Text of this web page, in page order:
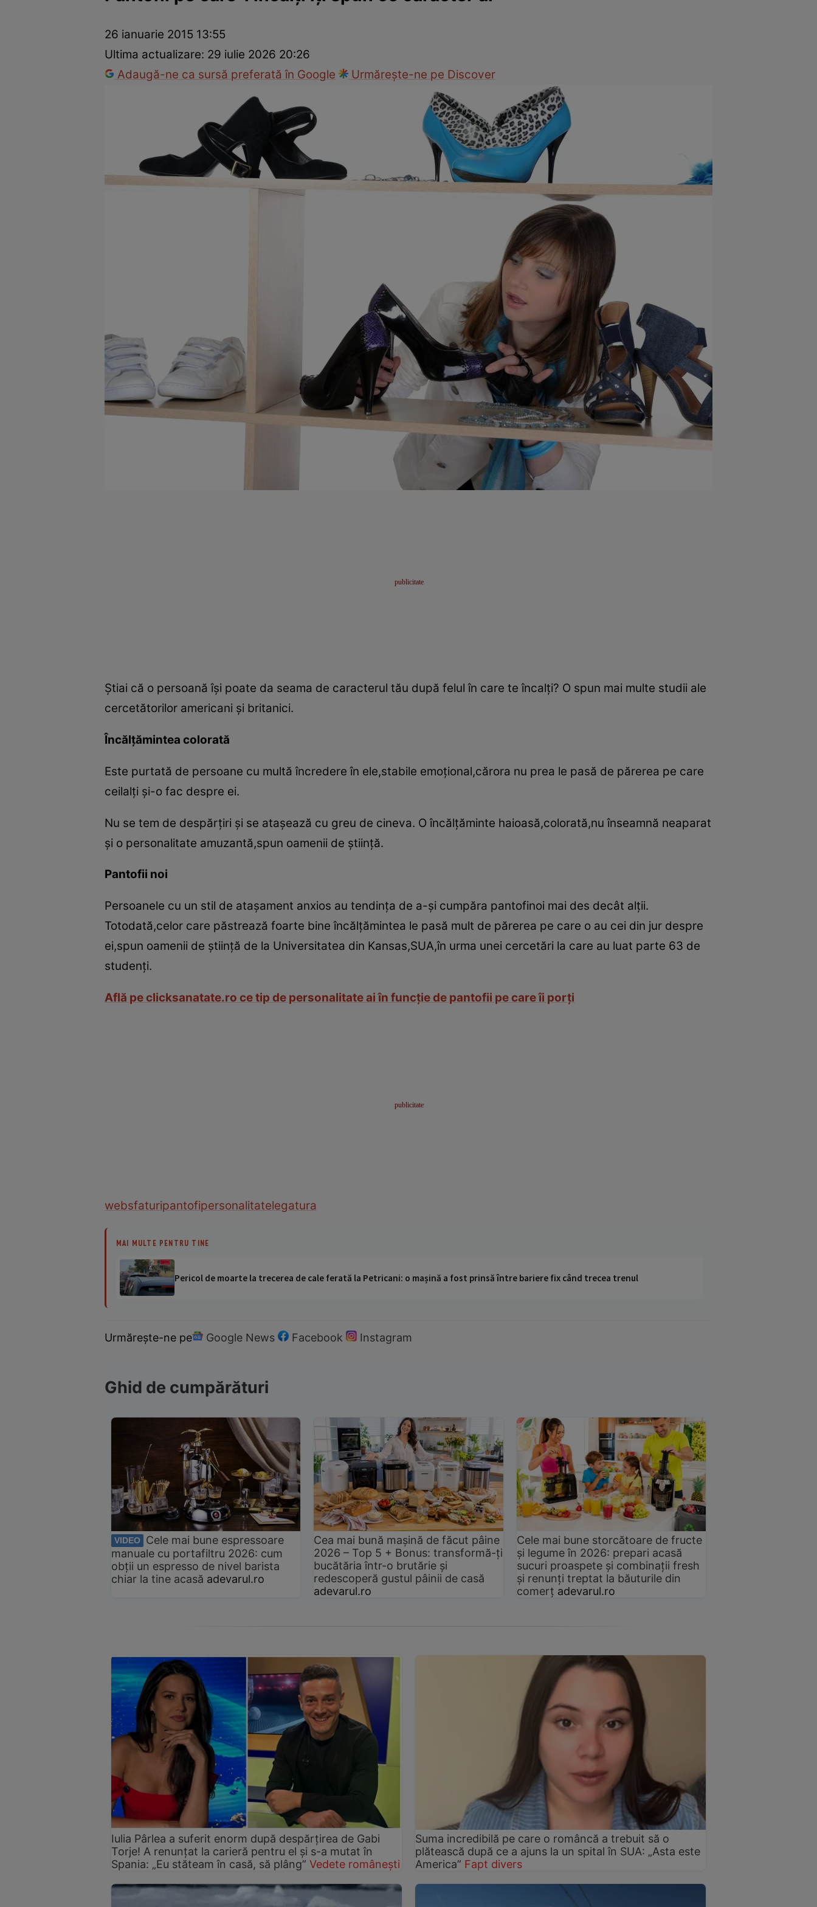
Dezvoltare personalăÎngrijire personalăCasă și grădină
26 ianuarie 2015 13:55
Ultima actualizare: 29 iulie 2026 20:26
Adaugă-ne ca sursă preferată în Google
Urmărește-ne pe Discover
Ştiai că o persoană îşi poate da seama de caracterul tău după felul în care te încalţi? O spun mai multe studii ale
cercetătorilor americani şi britanici.
Încălţămintea colorată
Este purtată de persoane cu multă încredere în ele,stabile emoţional,cărora nu prea le pasă de părerea pe care
ceilalţi şi-o fac despre ei.
Nu se tem de despărţiri şi se ataşează cu greu de cineva. O încălţăminte haioasă,colorată,nu înseamnă neaparat
şi o personalitate amuzantă,spun oamenii de ştiinţă.
Pantofii noi
Persoanele cu un stil de ataşament anxios au tendinţa de a-şi cumpăra pantofinoi mai des decât alţii.
Totodată,celor care păstrează foarte bine încălţămintea le pasă mult de părerea pe care o au cei din jur despre
ei,spun oamenii de ştiinţă de la Universitatea din Kansas,SUA,în urma unei cercetări la care au luat parte 63 de
studenţi.
Află pe clicksanatate.ro ce tip de personalitate ai în funcţie de pantofii pe care îi porţi
websfaturipantofipersonalitatelegatura
MAI MULTE PENTRU TINE
Pericol de moarte la trecerea de cale ferată la Petricani: o mașină a fost prinsă între bariere fix când trecea trenul
Urmărește-ne pe Google News Facebook Instagram
Ghid de cumpărături
VIDEO
Cele mai bune espressoare
manuale cu portafiltru 2026: cum
obții un espresso de nivel barista
chiar la tine acasă adevarul.ro
Cea mai bună mașină de făcut pâine
2026 – Top 5 + Bonus: transformă-ți
bucătăria într-o brutărie și
redescoperă gustul pâinii de casă
adevarul.ro
Cele mai bune storcătoare de fructe
și legume în 2026: prepari acasă
sucuri proaspete și combinații fresh
și renunți treptat la băuturile din
comerț adevarul.ro
Iulia Pârlea a suferit enorm după despărțirea de Gabi
Torje! A renunțat la carieră pentru el și s-a mutat în
Spania: „Eu stăteam în casă, să plâng” Vedete românești
Suma incredibilă pe care o româncă a trebuit să o
plătească după ce a ajuns la un spital în SUA: „Asta este
America” Fapt divers